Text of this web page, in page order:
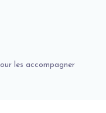
les accompagner